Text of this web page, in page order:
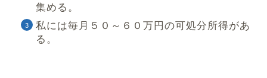
集める。
私には毎月５０～６０万円の可処分所得があ
る。